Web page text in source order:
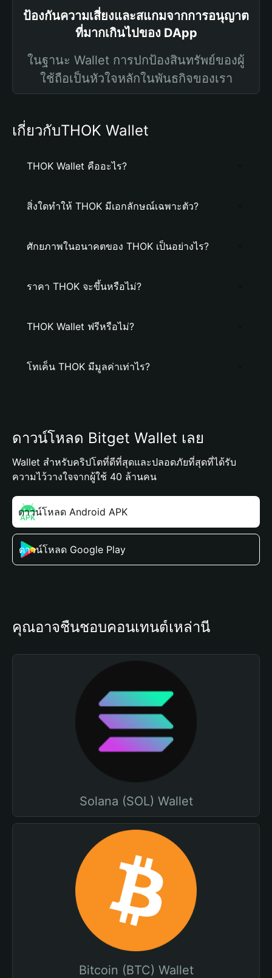
ป้องกันความเสี่ยงและสแกมจากการอนุญาต
ที่มากเกินไปของ DApp
ในฐานะ Wallet การปกป้องสินทรัพย์ของผู้
ใช้ถือเป็นหัวใจหลักในพันธกิจของเรา
เกี่ยวกับTHOK Wallet
THOK Wallet คืออะไร?
สิ่งใดทำให้ THOK มีเอกลักษณ์เฉพาะตัว?
ศักยภาพในอนาคตของ THOK เป็นอย่างไร?
ราคา THOK จะขึ้นหรือไม่?
THOK Wallet ฟรีหรือไม่?
โทเค็น THOK มีมูลค่าเท่าไร?
ดาวน์โหลด Bitget Wallet เลย
Wallet สำหรับคริปโตที่ดีที่สุดและปลอดภัยที่สุดที่ได้รับ
ความไว้วางใจจากผู้ใช้ 40 ล้านคน
ดาวน์โหลด Android APK
ดาวน์โหลด Google Play
คุณอาจชื่นชอบคอนเทนต์เหล่านี้
Solana (SOL) Wallet
Bitcoin (BTC) Wallet